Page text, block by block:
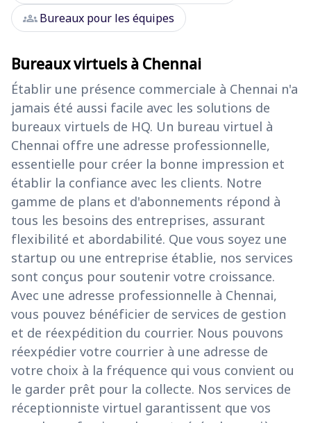
groupsBureaux pour les équipes
Bureaux virtuels à Chennai
Établir une présence commerciale à Chennai n'a
jamais été aussi facile avec les solutions de
bureaux virtuels de HQ. Un bureau virtuel à
Chennai offre une adresse professionnelle,
essentielle pour créer la bonne impression et
établir la confiance avec les clients. Notre
gamme de plans et d'abonnements répond à
tous les besoins des entreprises, assurant
flexibilité et abordabilité. Que vous soyez une
startup ou une entreprise établie, nos services
sont conçus pour soutenir votre croissance.
Avec une adresse professionnelle à Chennai,
vous pouvez bénéficier de services de gestion
et de réexpédition du courrier. Nous pouvons
réexpédier votre courrier à une adresse de
votre choix à la fréquence qui vous convient ou
le garder prêt pour la collecte. Nos services de
réceptionniste virtuel garantissent que vos